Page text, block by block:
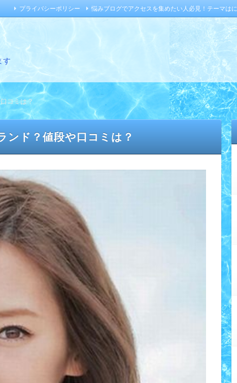
プライバシーポリシー 悩みブログでアクセスを集めたい人必見！テーマはに
す
コミは？
ンド？値段や口コミは？